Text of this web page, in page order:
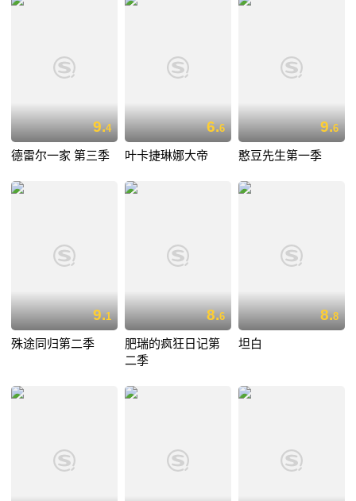
9.4
德雷尔一家 第三季
6.6
叶卡捷琳娜大帝
9.6
憨豆先生第一季
9.1
殊途同归第二季
8.6
肥瑞的疯狂日记第
二季
8.8
坦白